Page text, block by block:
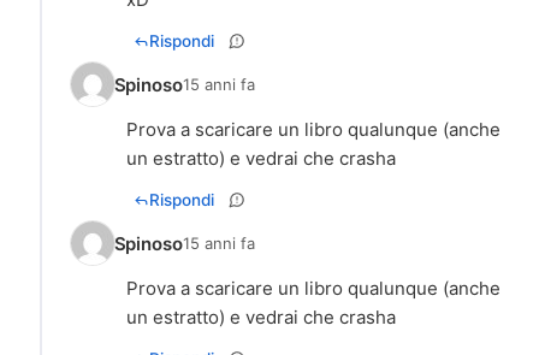
Rispondi
Spinoso15 anni fa
Prova a scaricare un libro qualunque (anche
un estratto) e vedrai che crasha
Rispondi
Spinoso15 anni fa
Prova a scaricare un libro qualunque (anche
un estratto) e vedrai che crasha